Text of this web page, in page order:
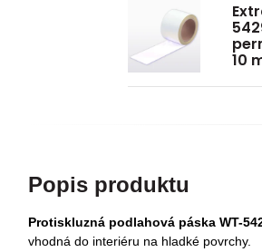
10
Popis produktu
Protiskluzná podlahová páska WT-
vhodná do interiéru na hladké povrchy.